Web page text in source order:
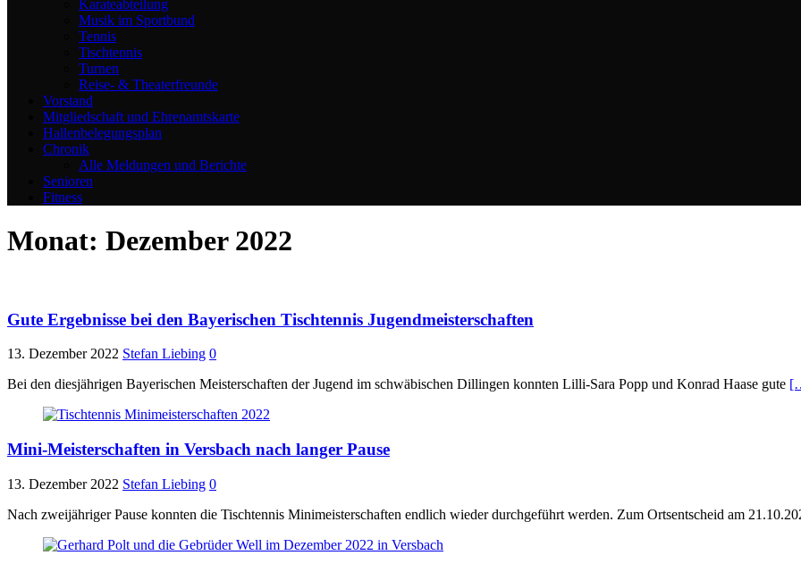
Karateabteilung
Musik im Sportbund
Tennis
Tischtennis
Turnen
Reise- & Theaterfreunde
Vorstand
Mitgliedschaft und Ehrenamtskarte
Hallenbelegungsplan
Chronik
Alle Meldungen und Berichte
Senioren
Fitness
Monat: Dezember 2022
Gute Ergebnisse bei den Bayerischen Tischtennis Jugendmeisterschaften
13. Dezember 2022 Stefan Liebing 0
Bei den diesjährigen Bayerischen Meisterschaften der Jugend im schwäbischen Dillingen konnten Lilli-Sara Popp und Konrad Haase gute
Mini-Meisterschaften in Versbach nach langer Pause
13. Dezember 2022 Stefan Liebing 0
Nach zweijähriger Pause konnten die Tischtennis Minimeisterschaften endlich wieder durchgeführt werden. Zum Ortsentscheid am